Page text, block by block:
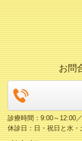
お問
診療時間：9:00～12:00
休診日：日・祝日と水・